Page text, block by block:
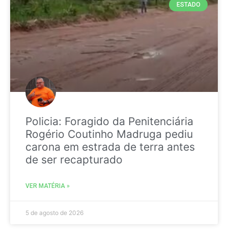
ESTADO
Policia: Foragido da Penitenciária
Rogério Coutinho Madruga pediu
carona em estrada de terra antes
de ser recapturado
VER MATÉRIA »
5 de agosto de 2026